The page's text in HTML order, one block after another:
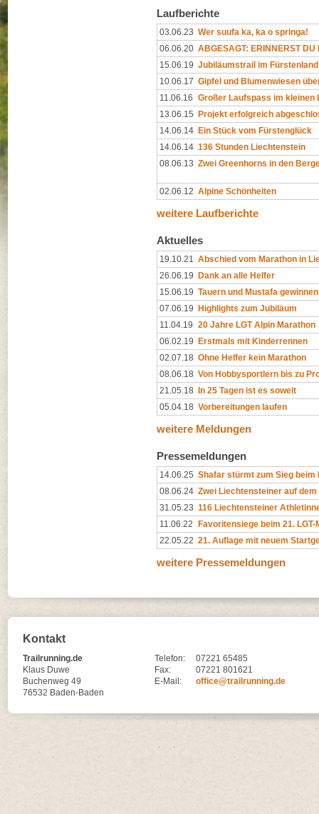
Laufberichte
03.06.23 Wer suufa ka, ka o springa!
06.06.20 ABGESAGT: ERINNERST DU
15.06.19 Jubiläumstrail im Fürstenland
10.06.17 Gipfel und Blumenwiesen
11.06.16 Großer Laufspass im kleinen
13.06.15 Projekt erfolgreich
14.06.14 Ein Stück vom Fürstenglück
14.06.14 136 Stunden Liechtenstein
08.06.13 Zwei Greenhorns in den
02.06.12 Alpine Schönheiten
weitere Laufberichte
Aktuelles
19.10.21
Abschied vom Marathon in
26.06.19 Dank an alle Helfer
15.06.19 Tauern und Mustafa
07.06.19 Highlights zum Jubiläum
11.04.19 20 Jahre LGT Alpin Marathon
06.02.19 Erstmals mit Kinderrennen
02.07.18 Ohne Helfer kein Marathon
08.06.18 Von Hobbysportlern bis zu
21.05.18 In 25 Tagen ist es soweit
05.04.18 Vorbereitungen laufen
weitere Meldungen
Pressemeldungen
14.06.25 Shafar stürmt zum Sieg beim
08.06.24 Zwei Liechtensteiner auf dem
31.05.23 116 Liechtensteiner
11.06.22 Favoritensiege beim 21. LGT-
22.05.22 21. Auflage mit neuem
weitere Pressemeldungen
Kontakt
Trailrunning.de
Klaus Duwe
Buchenweg 49
76532 Baden-Baden
Telefon:
07221 65485
Fax:
07221 801621
E-Mail:
office@trailrunning.de